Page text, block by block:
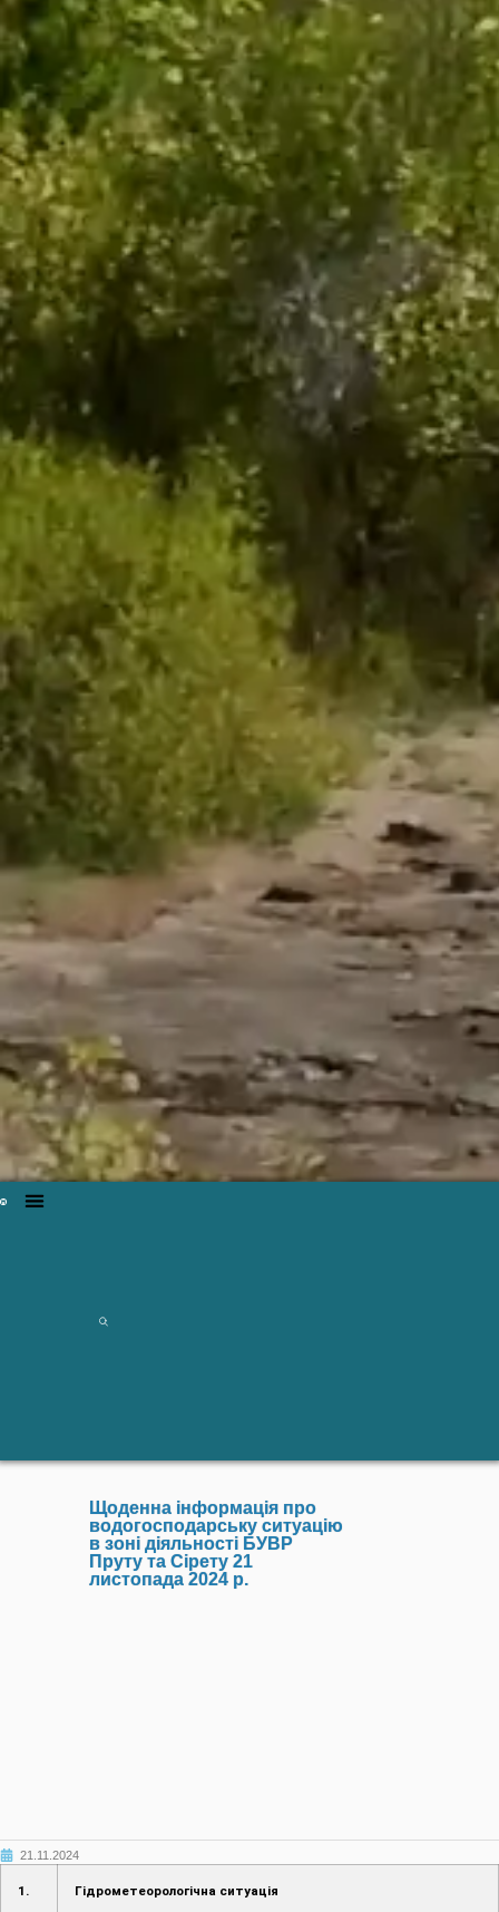
Щоденна інформація про
водогосподарську ситуацію
в зоні діяльності БУВР
Пруту та Сірету 21
листопада 2024 р.
21.11.2024
1. Гідрометеорологічна ситуація